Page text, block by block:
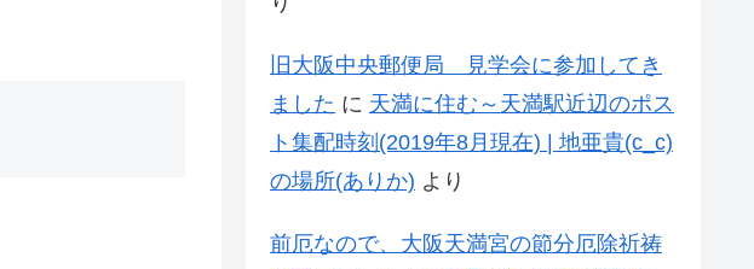
旧大阪中央郵便局 見学会に参加してき
ました に 天満に住む～天満駅近辺のポス
ト集配時刻(2019年8月現在) | 地亜貴(c_c)
の場所(ありか) より
前厄なので、大阪天満宮の節分厄除祈祷